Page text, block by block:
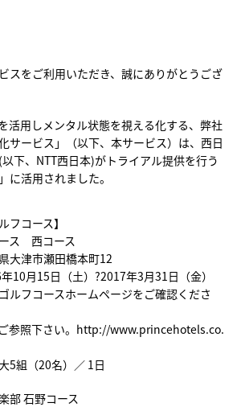
スをご利用いただき、誠にありがとうござ
活用しメンタル状態を視える化する、弊社
サービス」（以下、本サービス）は、西日
下、NTT西日本)がトライアル提供を行う
に活用されました。
フコース】
ース 西コース
大津市瀬田橋本町12
10月15日（土）?2017年3月31日（金）
フコースホームページをご確認くださ
照下さい。 http://www.princehotels.co.
5組（20名）／ 1日
部 石野コース